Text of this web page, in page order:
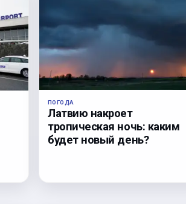
ПОГОДА
Латвию накроет
тропическая ночь: каким
будет новый день?